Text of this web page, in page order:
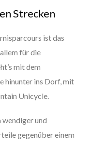
Strecken
ist das
für die
mit dem
hinunter ins Dorf, mit
Unicycle.
wendiger und
gegenüber einem